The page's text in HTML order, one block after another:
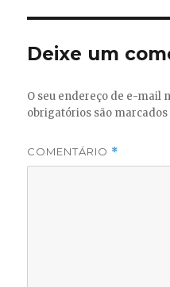
Deixe um
O seu endereço de e-mail
obrigatórios são marcados
COMENTÁRIO *